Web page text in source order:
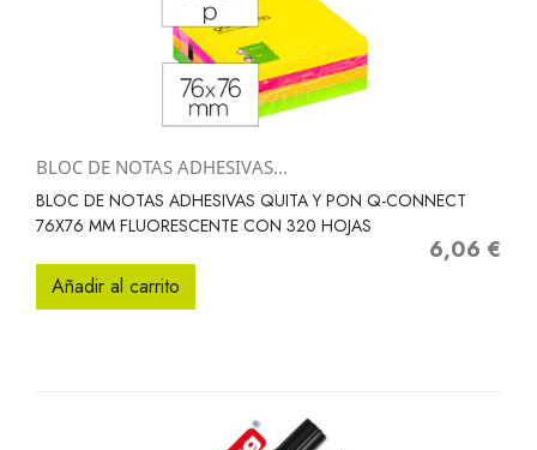
BLOC DE NOTAS ADHESIVAS...
BLOC DE NOTAS ADHESIVAS QUITA Y PON Q-CONNECT
76X76 MM FLUORESCENTE CON 320 HOJAS
Precio
6,06 €
Añadir al carrito